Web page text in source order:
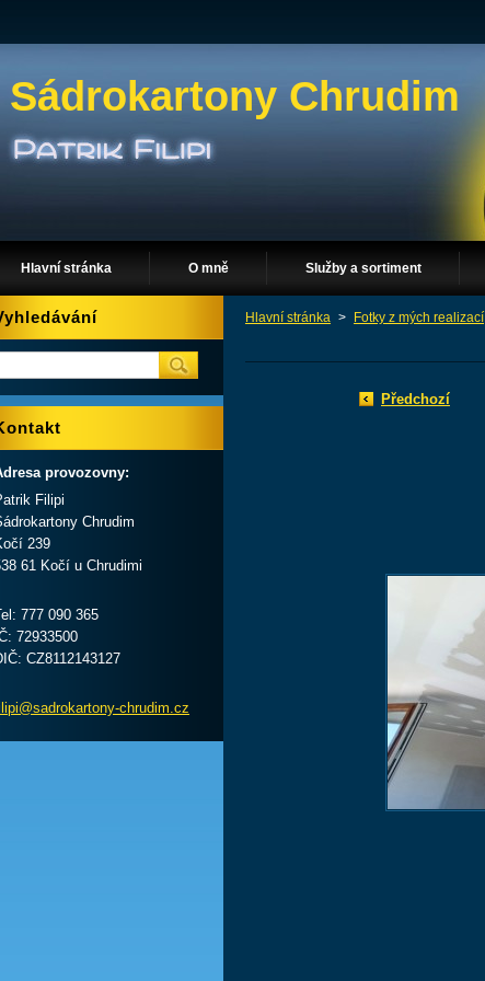
Sádrokartony Chrudim
Hlavní stránka O mně Služby a sortiment
Hlavní stránka > Fotky z mých realizací
Předchozí
provozovny:
Filipi
Chrudim
239
61 Kočí u Chrudimi
777 090 365
72933500
CZ8112143127
adrokartony-chrudim.cz